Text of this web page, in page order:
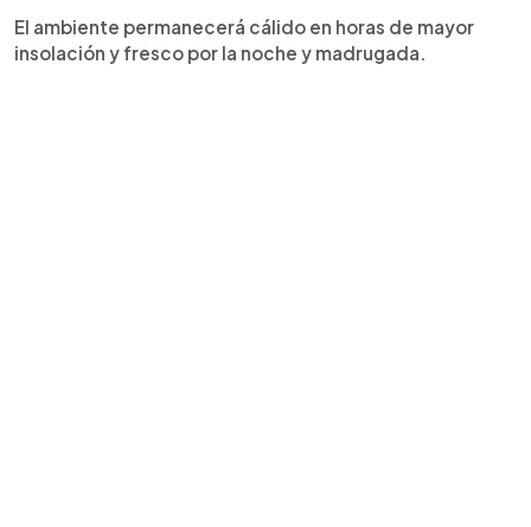
El ambiente permanecerá cálido en horas de mayor
insolación y fresco por la noche y madrugada.